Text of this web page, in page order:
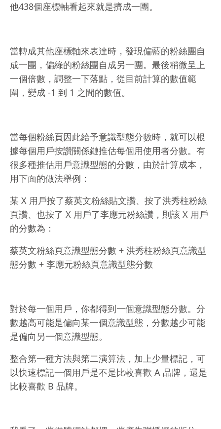
他438個座標軸看起來就是擠成一團。
當轉成其他座標軸來表達時，發現偏藍的粉絲團自
成一團，偏綠的粉絲團自成另一團。最後稍微呈上
一個倍數，調整一下落點，從目前計算的數值範
圍，變成 -1 到 1 之間的數值。
當每個粉絲頁因此給予意識型態分數時，就可以根
據每個用戶按讚關係鏈推估每個用使用者分數。有
很多種推估用戶意識型態的分數，由於計算成本，
用下面的做法舉例：
某 X 用戶按了蔡英文粉絲貼文讚、按了洪秀柱粉絲
頁讚、也按了 X 用戶了李應元粉絲讚，則該 X 用戶
的分數為：
蔡英文粉絲頁意識型態分數 + 洪秀柱粉絲頁意識型
態分數 + 李應元粉絲頁意識型態分數
對於每一個用戶，你都得到一個意識型態分數。分
數越高可能是偏向某一個意識型態，分數越少可能
是偏向另一個意識型態。
整合第一種方法與第二演算法，加上少量標記，可
以快速標記一個用戶是不是比較喜歡 A 品牌，還是
比較喜歡 B 品牌。